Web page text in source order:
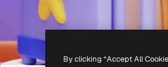
By clicking “Accept All